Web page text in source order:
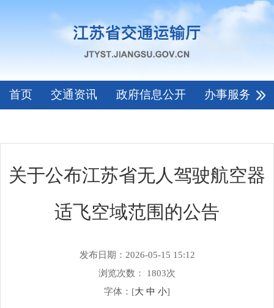
首页 交通资讯 政府信息公开 办事服务
关于公布江苏省无人驾驶航空器
适飞空域范围的公告
发布日期：2026-05-15 15:12
浏览次数：
1803次
字体：[大 中 小]